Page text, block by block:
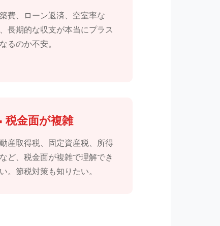
費、ローン返済、空室率な
長期的な収支が本当にプラス
るのか不安。
税金面が複雑
産取得税、固定資産税、所得
ど、税金面が複雑で理解でき
。節税対策も知りたい。